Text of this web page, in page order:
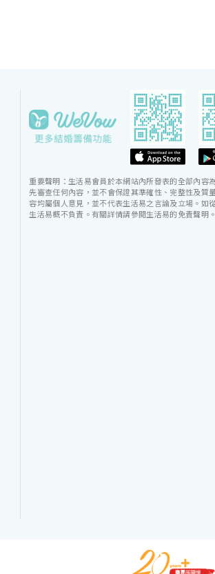
重要聲明：生活易會員於本網站內所發表的全部內容
先審查任何內容，並不會保證其準確性、完整性及質
容均屬個人意見，並不代表生活易之言論及立場。如
生活易概不負責。有關詳情請參閱生活易的免責聲明。